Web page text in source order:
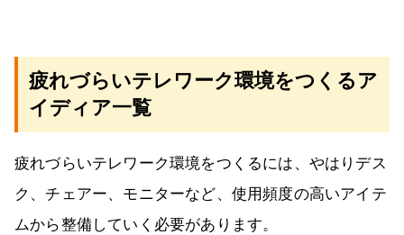
疲れづらいテレワーク環境をつくるア
イディア一覧
疲れづらいテレワーク環境をつくるには、やはりデス
ク、チェアー、モニターなど、使用頻度の高いアイテ
ムから整備していく必要があります。